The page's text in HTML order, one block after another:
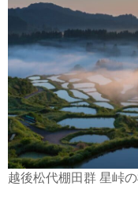
越後松代棚田群 星峠